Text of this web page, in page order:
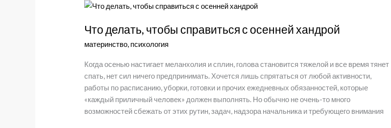
Что делать, чтобы справиться с осенней хандрой
материнство, психология
Когда осенью настигает меланхолия и сплин, голова становится тяжелой и все время тянет
спать, нет сил ничего предпринимать. Хочется лишь спрятаться от любой активности,
работы по расписанию, уборки, готовки и прочих ежедневных обязанностей, которые
«каждый приличный человек» должен выполнять. Но обычно не очень-то много
возможностей сбежать от этих рутин, задач, надзора начальника и требующего внимания